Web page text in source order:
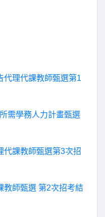
代理代課教師甄選第1
需學務人力計畫甄選
代課教師甄選第3次招
教師甄選 第2次招考結